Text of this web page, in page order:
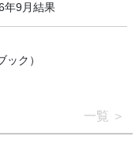
年9月結果
ク）
一覧